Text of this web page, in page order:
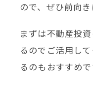
ので、ぜひ前向き
まずは不動産投
るのでご活用し
るのもおすすめで